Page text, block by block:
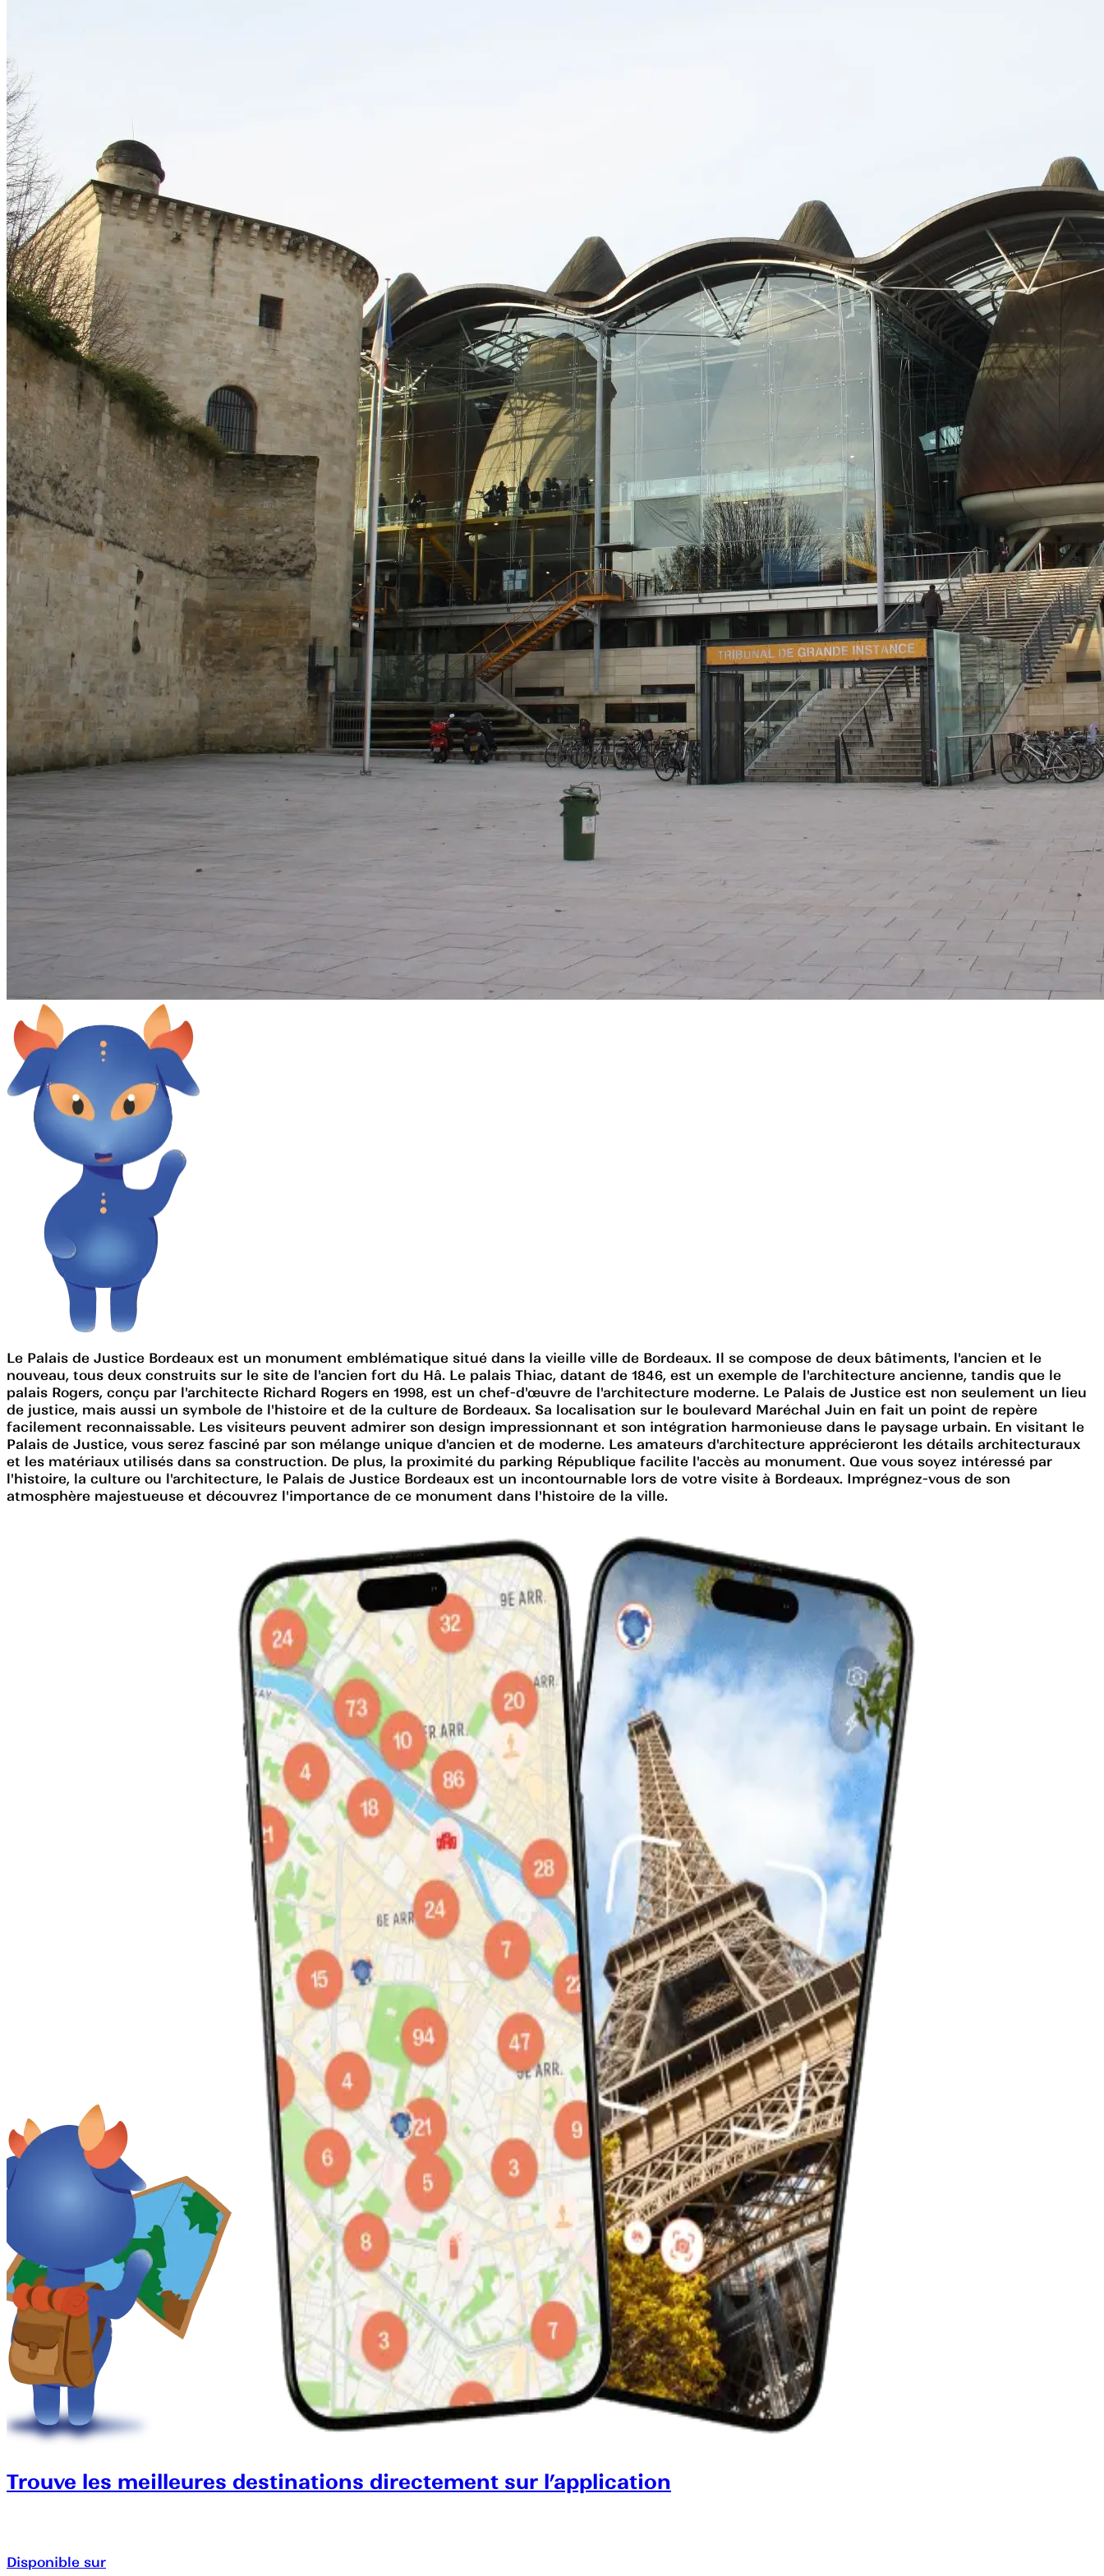
Le Palais de Justice Bordeaux est un monument emblématique situé dans la vieille ville de Bordeaux. Il se compose de deux bâtiments, l'ancien et le
nouveau, tous deux construits sur le site de l'ancien fort du Hâ. Le palais Thiac, datant de 1846, est un exemple de l'architecture ancienne, tandis que le
palais Rogers, conçu par l'architecte Richard Rogers en 1998, est un chef-d'œuvre de l'architecture moderne. Le Palais de Justice est non seulement un lieu
de justice, mais aussi un symbole de l'histoire et de la culture de Bordeaux. Sa localisation sur le boulevard Maréchal Juin en fait un point de repère
facilement reconnaissable. Les visiteurs peuvent admirer son design impressionnant et son intégration harmonieuse dans le paysage urbain. En visitant le
Palais de Justice, vous serez fasciné par son mélange unique d'ancien et de moderne. Les amateurs d'architecture apprécieront les détails architecturaux
et les matériaux utilisés dans sa construction. De plus, la proximité du parking République facilite l'accès au monument. Que vous soyez intéressé par
l'histoire, la culture ou l'architecture, le Palais de Justice Bordeaux est un incontournable lors de votre visite à Bordeaux. Imprégnez-vous de son
atmosphère majestueuse et découvrez l'importance de ce monument dans l'histoire de la ville.
Trouve les meilleures destinations directement sur l’application
Disponible sur